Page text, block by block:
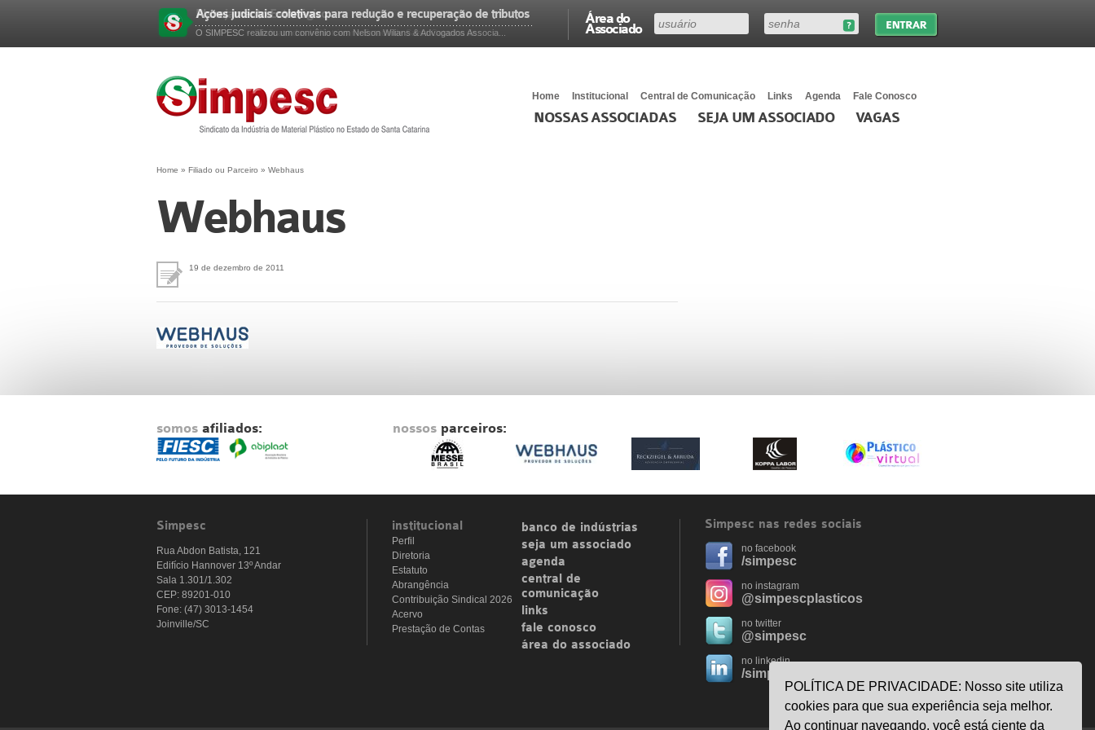
Área do
Associado
Ações judiciais coletivas para redução e recuperação de tributos
O SIMPESC realizou um convênio com Nelson Wilians & Advogados Associa...
Planejamento Estratégico
O SIMPESC – Sindicato das Indústrias no Estado de Santa Catarina de...
Home Institucional Central de Comunicação Links Agenda Fale Conosco
NOSSAS ASSOCIADAS SEJA UM ASSOCIADO VAGAS
Home » Filiado ou Parceiro » Webhaus
Webhaus
19 de dezembro de 2011
somos afiliados: nossos parceiros:
Simpesc
Rua Abdon Batista, 121
Edifício Hannover 13º Andar
Sala 1.301/1.302
CEP: 89201-010
Fone: (47) 3013-1454
Joinville/SC
institucional
Perfil
Diretoria
Estatuto
Abrangência
Contribuição Sindical 2026
Acervo
Prestação de Contas
banco de indústrias
seja um associado
agenda
central de
comunicação
links
fale conosco
área do associado
Simpesc nas redes sociais
no facebook
/simpesc
no instagram
@simpescplasticos
no twitter
@simpesc
no linkedin
/simpesc
POLÍTICA DE PRIVACIDADE: Nosso site utiliza
cookies para que sua experiência seja melhor.
Ao continuar navegando, você está ciente da